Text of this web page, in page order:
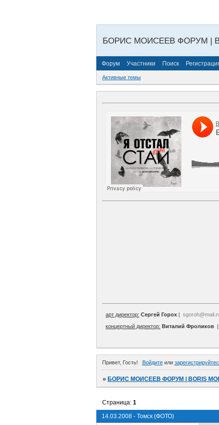
БОРИС МОИСЕЕВ ФОРУМ |
Форум Участники Поиск
Активные темы
арт директор: Сергей Горох |
концертный директор: Виталий Фроликов |
Привет, Гость! Войдитеили
»БОРИС МОИСЕЕВ ФОРУМ | BORIS
14.03.2008 - Томск (ФОТО)
Страница:1